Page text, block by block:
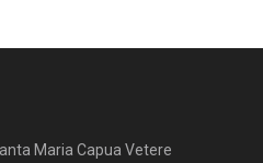
Maria Capua Vetere